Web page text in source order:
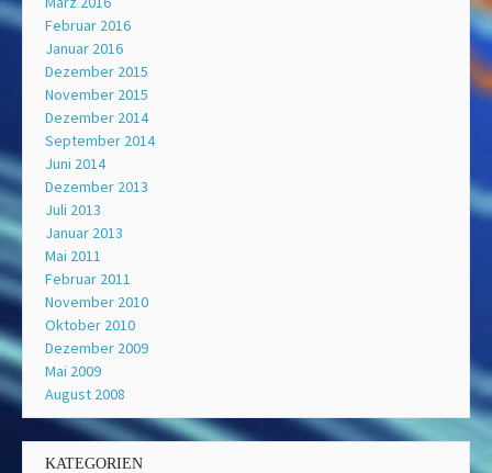
Februar 2016
Januar 2016
Dezember 2015
November 2015
Dezember 2014
September 2014
Juni 2014
Dezember 2013
Juli 2013
Januar 2013
Mai 2011
Februar 2011
November 2010
Oktober 2010
Dezember 2009
Mai 2009
August 2008
KATEGORIEN